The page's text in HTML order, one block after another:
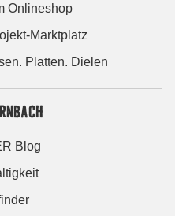
Onlineshop
Marktplatz
Platten. Dielen
Blog